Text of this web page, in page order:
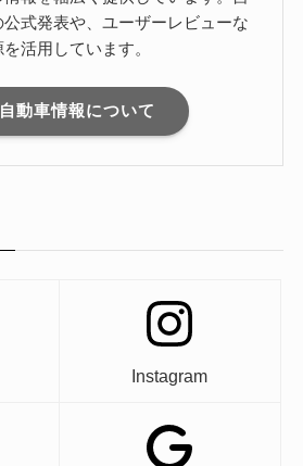
式発表や、ユーザーレビューな
活用しています。
動車情報について
Instagram